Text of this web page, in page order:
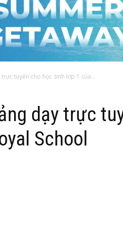
tuyến cho học sinh lớp 1 của...
dạy trực
School